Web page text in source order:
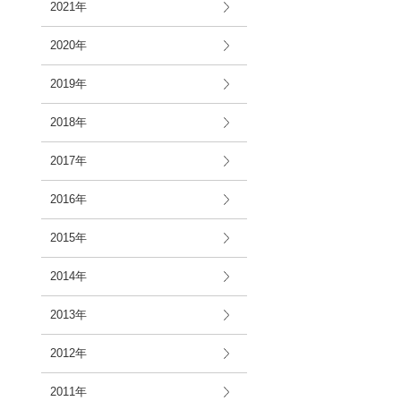
2021年
2020年
2019年
2018年
2017年
2016年
2015年
2014年
2013年
2012年
2011年